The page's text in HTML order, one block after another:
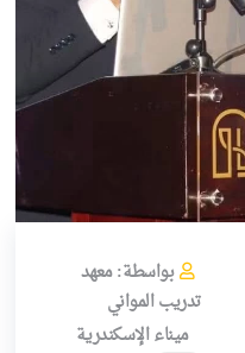
بواسطة: معهد
تدريب المواني
ميناء الإسكندرية